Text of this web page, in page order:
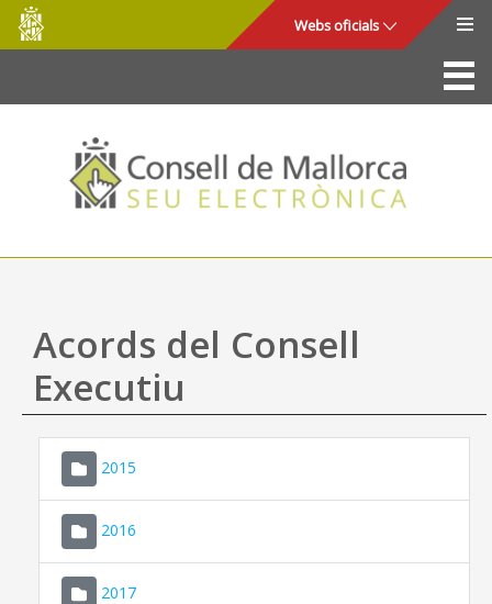
Salta al contingut principal
Consell
de
Mallorca
Webs oficials
La Seu
Consell de Mallorca
Accés i seguretat
Utilitats
Ajuda
Acords del Consell
Executiu
2015
2016
2017